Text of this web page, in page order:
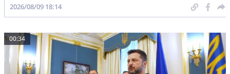
2026/08/09 18:14
00:34